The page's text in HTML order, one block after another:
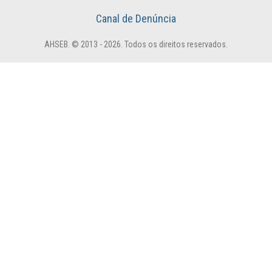
Canal de Denúncia
AHSEB. © 2013 - 2026. Todos os direitos reservados.